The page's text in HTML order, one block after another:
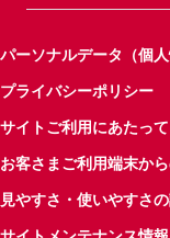
パーソナルデータ（個
プライバシーポリシー
サイトご利用にあたって
お客さまご利用端末か
見やすさ・使いやすさ